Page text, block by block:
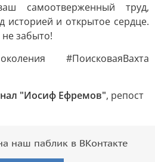
самоотверженный труд,
историей и открытое сердце.
забыто!
#ПоисковаяВахта
"Иосиф Ефремов", репост
наш паблик в ВКонтакте